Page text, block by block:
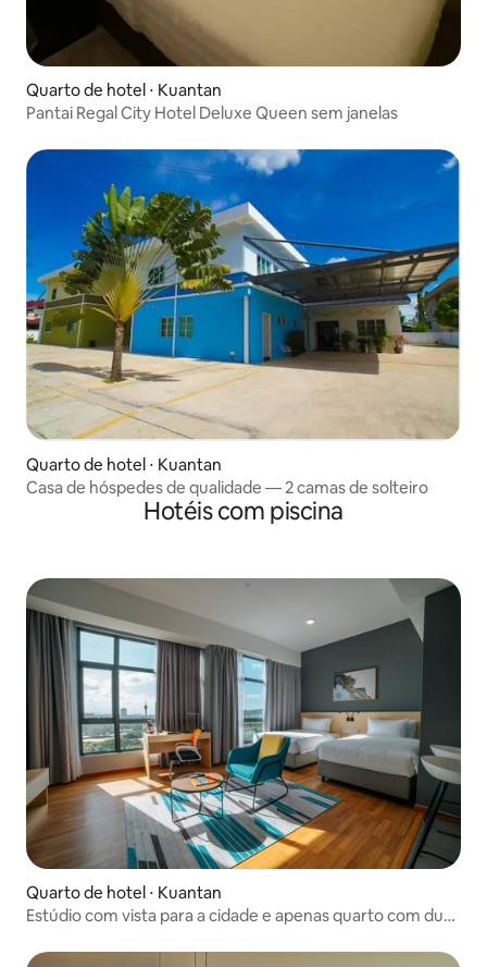
Quarto de hotel ⋅ Kuantan
Pantai Regal City Hotel Deluxe Queen sem janelas
Quarto de hotel ⋅ Kuantan
Casa de hóspedes de qualidade — 2 camas de solteiro
Hotéis com piscina
Quarto de hotel ⋅ Kuantan
Estúdio com vista para a cidade e apenas quarto com duas